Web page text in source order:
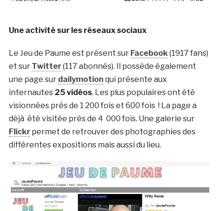
Une activité sur les réseaux sociaux
Le Jeu de Paume est présent sur Facebook(1917 fans)
et sur Twitter(117 abonnés). Il possède également
une page sur dailymotion qui présente aux
internautes 25 vidéos. Les plus populaires ont été
visionnées près de 1 200 fois et 600 fois ! La page a
déjà été visitée près de 4 000 fois. Une galerie sur
Flickrpermet de retrouver des photographies des
différentes expositions mais aussi du lieu.